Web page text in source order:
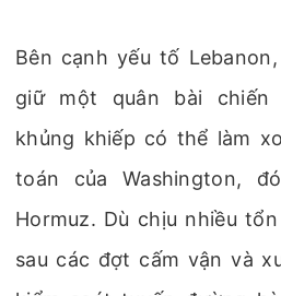
Bên cạnh yếu tố
giữ một quân bài
khủng khiếp có thể làm
toán của Washington,
Hormuz. Dù chịu nhiều
sau các đợt cấm vận và